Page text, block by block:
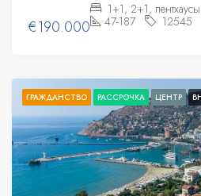
€190.000
1+1, 2+1,
47-187
12545
ГРАЖДАНСТВО РАССРОЧКА ЦЕНТР